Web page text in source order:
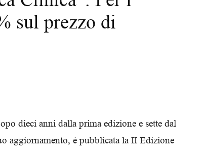
Ordini
sul prezzo di
dieci anni dalla prima edizione e sette dal
aggiornamento, è pubblicata la II Edizione